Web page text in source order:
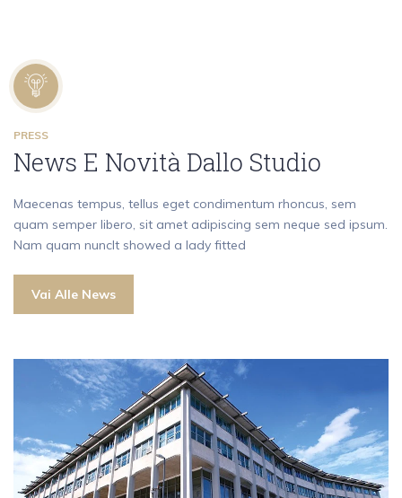
PRESS
News E Novità Dallo Studio
Maecenas tempus, tellus eget condimentum rhoncus, sem
quam semper libero, sit amet adipiscing sem neque sed ipsum.
Nam quam nuncIt showed a lady fitted
Vai Alle News